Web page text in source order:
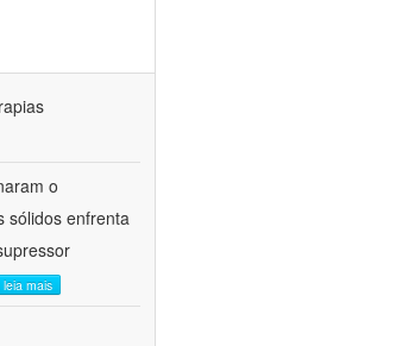
o
sólidos enfrenta
leia mais